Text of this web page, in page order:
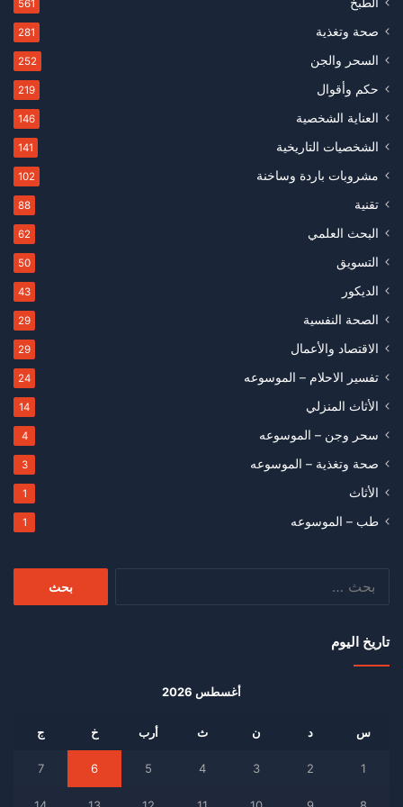
561
صحة وتغذية 281
السحر والجن 252
حكم وأقوال 219
العناية الشخصية 146
الشخصيات التاريخية 141
مشروبات باردة وساخنة 102
تقنية 88
البحث العلمي 62
التسويق 50
الديكور 43
الصحة النفسية 29
الاقتصاد والأعمال 29
تفسير الاحلام – الموسوعه 24
الأثاث المنزلي 14
سحر وجن – الموسوعه 4
صحة وتغذية – الموسوعه 3
الأثاث 1
طب – الموسوعه 1
تاريخ اليوم
أغسطس 2026
س د ن ث أرب خ ج
1
2
3
4
5
6
7